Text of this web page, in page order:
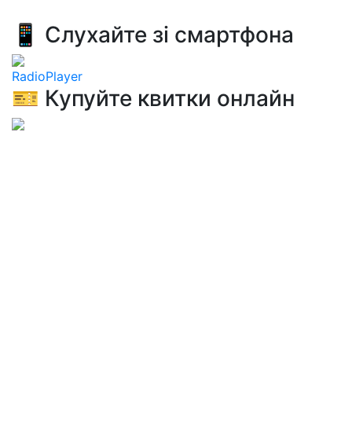
📱 Слухайте зі смартфона
RadioPlayer
🎫 Купуйте квитки онлайн